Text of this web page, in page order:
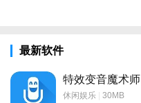
最新软件
特效变音魔术师
休闲娱乐 | 30MB